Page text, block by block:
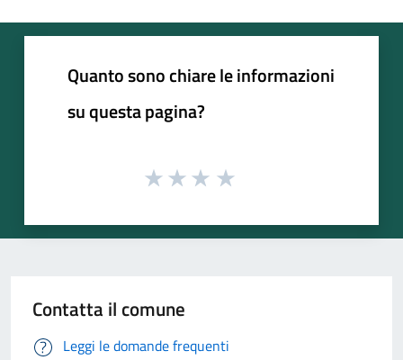
Quanto sono chiare le informazioni
su questa pagina?
Contatta il comune
Leggi le domande frequenti